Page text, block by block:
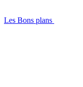
Les Bons plans